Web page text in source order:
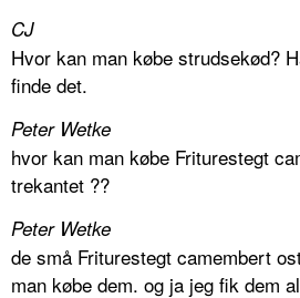
CJ
Hvor kan man købe strudsekød?
finde det.
Peter Wetke
hvor kan man købe Friturestegt
trekantet ??
Peter Wetke
de små Friturestegt camembert
man købe dem. og ja jeg fik dem